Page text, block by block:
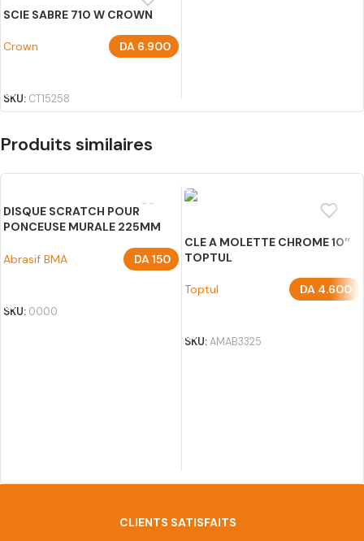
SCIE SABRE 710 W CROWN
Crown DA 6.900
SKU: CT15258
Produits similaires
DISQUE SCRATCH POUR
PONCEUSE MURALE 225MM
Abrasif BMA
DA150
SKU: 0000
CLE A MOLETTE CHROME 10″
TOPTUL
Toptul DA 4.600
SKU:AMAB3325
CLIENTS SATISFAITS